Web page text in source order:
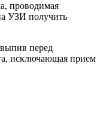
проводимая
УЗИ получить
перед
исключающая прием